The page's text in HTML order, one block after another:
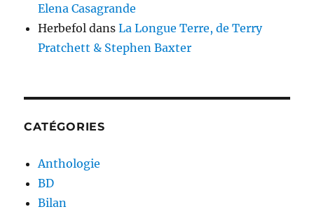
Elena Casagrande
Herbefol dansLa Longue Terre, de Terry
Pratchett & Stephen Baxter
CATÉGORIES
Anthologie
BD
Bilan